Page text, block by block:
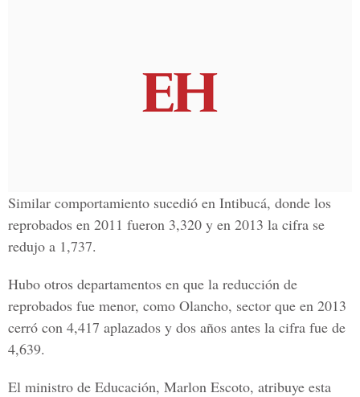
Similar comportamiento sucedió en Intibucá, donde los
reprobados en 2011 fueron 3,320 y en 2013 la cifra se
redujo a 1,737.
Hubo otros departamentos en que la reducción de
reprobados fue menor, como Olancho, sector que en 2013
cerró con 4,417 aplazados y dos años antes la cifra fue de
4,639.
El ministro de Educación, Marlon Escoto, atribuye esta